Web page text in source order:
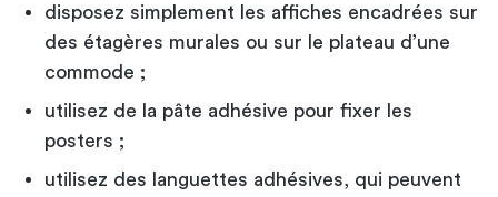
disposez simplement les affiches encadrées sur
des étagères murales ou sur le plateau d’une
commode ;
utilisez de la pâte adhésive pour fixer les
posters ;
utilisez des languettes adhésives, qui peuvent